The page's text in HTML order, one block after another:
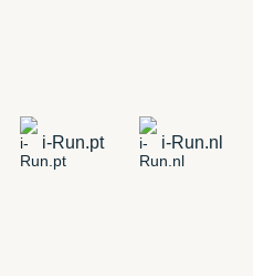
i-Run.pt i-Run.nl